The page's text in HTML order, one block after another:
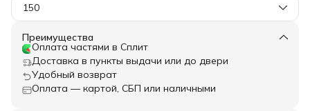
150
Преимущества
Оплата частями в Сплит
Доставка в пункты выдачи или до двери
Удобный возврат
Оплата — картой, СБП или наличными